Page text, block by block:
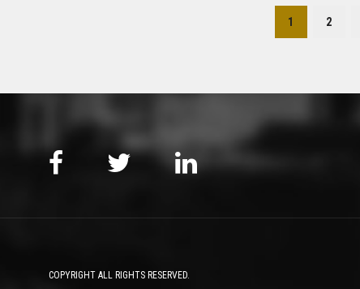
1 2
COPYRIGHT ALL RIGHTS RESERVED.